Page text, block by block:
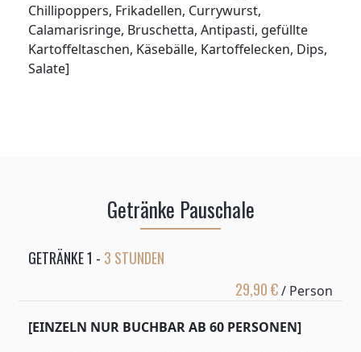
Chillipoppers, Frikadellen, Currywurst,
Calamarisringe, Bruschetta, Antipasti, gefüllte
Kartoffeltaschen, Käsebälle, Kartoffelecken, Dips,
Salate]
Getränke Pauschale
GETRÄNKE 1 - 3 STUNDEN
29,90 €/ Person
[EINZELN NUR BUCHBAR AB 60 PERSONEN]